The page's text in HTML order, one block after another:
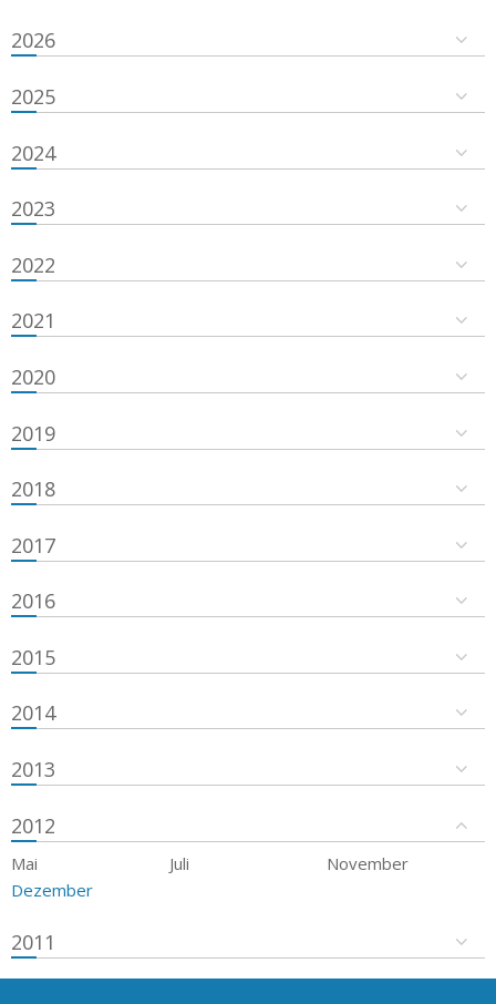
2026
2025
2024
2023
2022
2021
2020
2019
2018
2017
2016
2015
2014
2013
2012
Mai Juli
November
Dezember
2011